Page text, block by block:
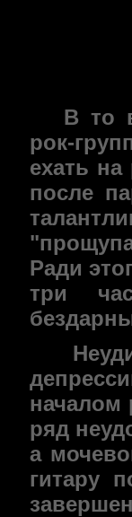
В то
рок-
ехать
после
Ради
три
началом
ряд
а
гитару